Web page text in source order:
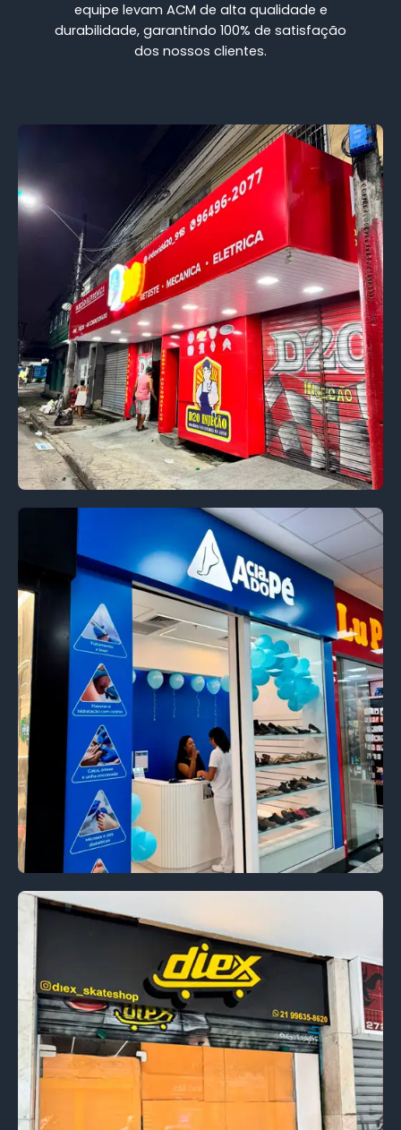
equipe levam ACM de alta qualidade e
durabilidade, garantindo 100% de satisfação
dos nossos clientes.